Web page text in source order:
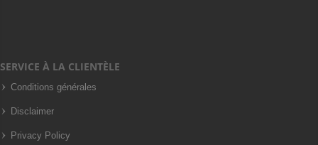
SERVICE À LA CLIENTÈLE
Conditions générales
Disclaimer
Privacy Policy